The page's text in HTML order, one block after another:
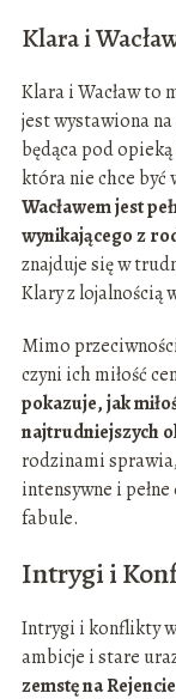
Klara i
Klara i Wacław to
jest wystawiona
będąca pod
która nie chce być
Wacławem jest
wynikającego z
znajduje się w
Klary z lojalnością
Mimo
czyni ich miłość
pokazuje, jak
najtrudniejszych
rodzinami
intensywne i
fabule.
Intrygi i
Intrygi i konflikty w
ambicje i stare
zemstę na